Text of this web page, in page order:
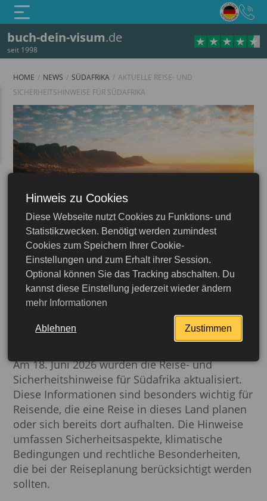
buch-dein-visum.de
seit 1998
Südafrika
HOME NEWS SÜDAFRIKA
AKTUELLE REISE- UND
SICHERHEITSHINWEISE FÜR SÜDAFRIKA
18.06.2026
Aktuelle Reise- und
Sicherheitshinweise für
Südafrika
Am 18. Juni 2026 wurden die Reise- und
Sicherheitshinweise für Südafrika aktualisiert.
Diese Informationen sind besonders wichtig für
Reisende, die eine Reise in dieses Land planen
oder sich bereits dort aufhalten. Die Hinweise
umfassen Sicherheitsaspekte, klimatische
Bedingungen und rechtliche Besonderheiten,
die bei der Reiseplanung berücksichtigt werden
sollten.
Hinweis zu Cookies
Diese Webseite nutzt Cookies zu Funktions- und
Statistikzwecken. Benötigt werden zumindest
Cookies zum Speichern Ihrer Cookie-
Einstellungen und zum Erhalt ihrer Session.
Optional können Sie das Tracking abschalten. Du
kannst diese Einstellung jederzeit wieder ändern
mehr Informationen
Ablehnen Zustimmen